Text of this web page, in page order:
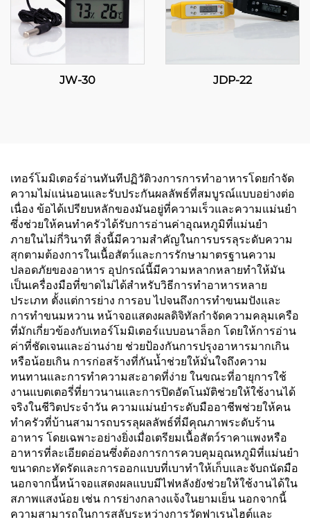
JW-30 JDP-22
เทอร์โมมิเตอร์อ่านทันทีปฏิวัติวงการการทำอาหารโดยกำจัด
ความไม่แน่นอนและรับประกันผลลัพธ์ที่สมบูรณ์แบบอย่างต่อ
เนื่อง ข้อได้เปรียบหลักของมันอยู่ที่ความเร็วและความแม่นยำ
ซึ่งช่วยให้คนทำครัวได้รับการอ่านค่าอุณหภูมิที่แม่นยำ
ภายในไม่กี่วินาที สิ่งนี้มีความสำคัญในการบรรลุระดับความ
สุกตามต้องการในเนื้อสัตว์และการรักษามาตรฐานความ
ปลอดภัยของอาหาร อุปกรณ์นี้มีความหลากหลายทำให้มัน
เป็นเครื่องมือที่ขาดไม่ได้สำหรับวิธีการทำอาหารหลาย
ประเภท ตั้งแต่การย่าง การอบ ไปจนถึงการทำขนมปังและ
การทำขนมหวาน หน้าจอแสดงผลดิจิทัลกำจัดความคลุมเครือ
ที่มักเกี่ยวข้องกับเทอร์โมมิเตอร์แบบอนาล็อก โดยให้การอ่าน
ค่าที่ชัดเจนและอ่านง่าย ช่วยป้องกันการปรุงอาหารมากเกิน
หรือน้อยเกิน การก่อสร้างที่กันน้ำช่วยให้มั่นใจถึงความ
ทนทานและการทำความสะอาดที่ง่าย ในขณะที่อายุการใช้
งานแบตเตอรี่ที่ยาวนานและการปิดอัตโนมัติช่วยให้ใช้งานได้
จริงในชีวิตประจำวัน ความแม่นยำระดับมืออาชีพช่วยให้คน
ทำครัวที่บ้านสามารถบรรลุผลลัพธ์ที่มีคุณภาพระดับร้าน
อาหาร โดยเฉพาะอย่างยิ่งเมื่อเตรียมเนื้อสัตว์ราคาแพงหรือ
อาหารที่ละเอียดอ่อนซึ่งต้องการการควบคุมอุณหภูมิที่แม่นยำ
ขนาดกะทัดรัดและการออกแบบที่เบาทำให้เก็บและจับถนัดมือ
นอกจากนี้หน้าจอแสดงผลแบบมีไฟหลังยังช่วยให้ใช้งานได้ใน
สภาพแสงน้อย เช่น การย่างกลางแจ้งในยามเย็น นอกจากนี้
ความสามารถในการสลับระหว่างการวัดฟาเรนไฮต์และ